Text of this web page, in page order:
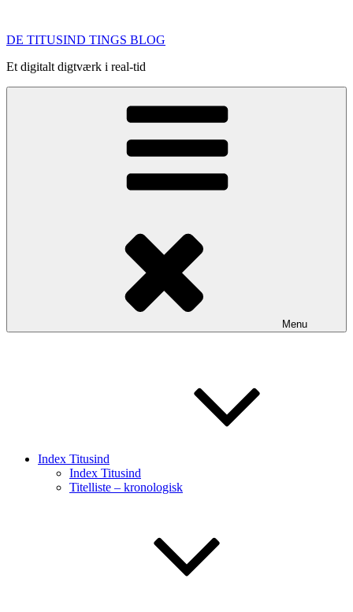
indhold
DE TITUSIND TINGS BLOG
Et digitalt digtværk i real-tid
Menu
Index Titusind
Index Titusind
Titelliste – kronologisk